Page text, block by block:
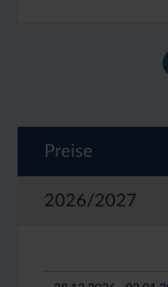
Preise
2026/2027